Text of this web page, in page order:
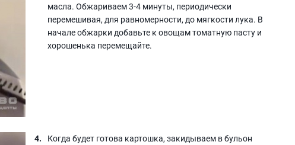
масла. Обжариваем 3-4 минуты, периодически
перемешивая, для равномерности, до мягкости лука. В
начале обжарки добавьте к овощам томатную пасту и
хорошенька перемещайте.
Когда будет готова картошка, закидываем в бульон